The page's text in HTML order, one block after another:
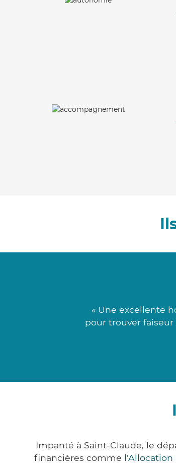
« Une excellente
pour trouver
Impanté à Saint-Claude, le
financières comme l'Allocation